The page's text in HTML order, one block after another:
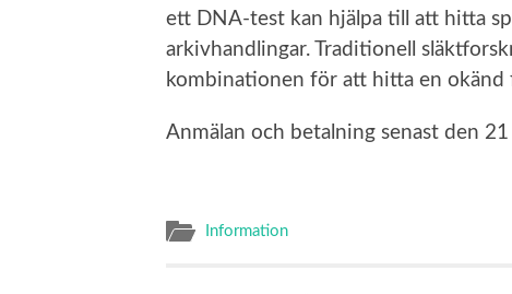
ett DNA-test kan hjälpa till att hitta
arkivhandlingar. Traditionell
kombinationen för att hitta en okänd
Anmälan och betalning senast den
Information